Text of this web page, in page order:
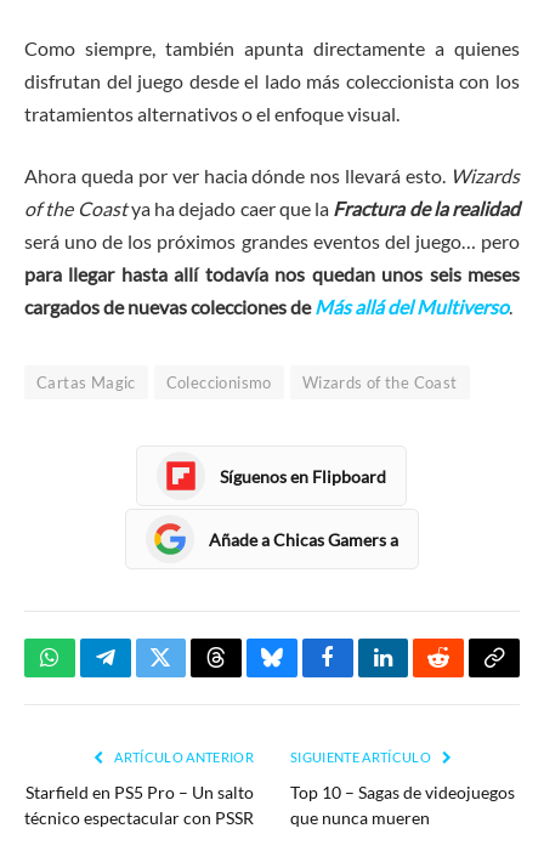
Como siempre, también apunta directamente a quienes
disfrutan del juego desde el lado más coleccionista con los
tratamientos alternativos o el enfoque visual.
Ahora queda por ver hacia dónde nos llevará esto. Wizards
of the Coastya ha dejado caer que la Fractura de la realidad
será uno de los próximos grandes eventos del juego… pero
para llegar hasta allí todavía nos quedan unos seis meses
cargados de nuevas colecciones deMás allá del Multiverso.
Cartas Magic Coleccionismo Wizards of the Coast
Síguenos en Flipboard
Añade a Chicas Gamers a
WhatsAppTelegramTwitterThreadsBlueskyFacebookLinkedInReddit
ARTÍCULO ANTERIOR
Starfield en PS5 Pro – Un salto
técnico espectacular con PSSR
SIGUIENTE ARTÍCULO
Top 10 – Sagas de videojuegos
que nunca mueren